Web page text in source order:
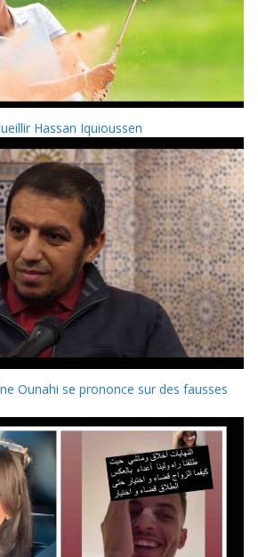
Hassan Iquioussen
Ounahi se prononce sur des fausses